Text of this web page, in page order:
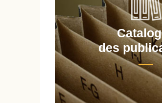
des